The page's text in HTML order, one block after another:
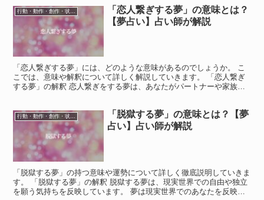
行動・動作・創作・状態・スポーツ
「恋人繋ぎする夢」の意味とは？
【夢占い】占い師が解説
「恋人繋ぎする夢」には、どのような意味があるのでしょうか。 こ
こでは、意味や解釈について詳しく解説していきます。 「恋人繋ぎ
する夢」の解釈 恋人繋ぎをする夢は、あなたがパートナーや家族に
行動・動作・創作・状態・スポーツ
「脱獄する夢」の意味とは？【夢
占い】占い師が解説
「脱獄する夢」の持つ意味や運勢について詳しく徹底説明していきま
す。 「脱獄する夢」の解釈 脱獄する夢は、現実世界での自由や独立
を願う気持ちを反映しています。 夢は現実世界でのあなたを反映し